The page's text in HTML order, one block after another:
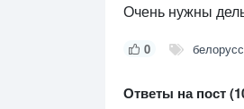
Очень нужны
0
Ответы на пост